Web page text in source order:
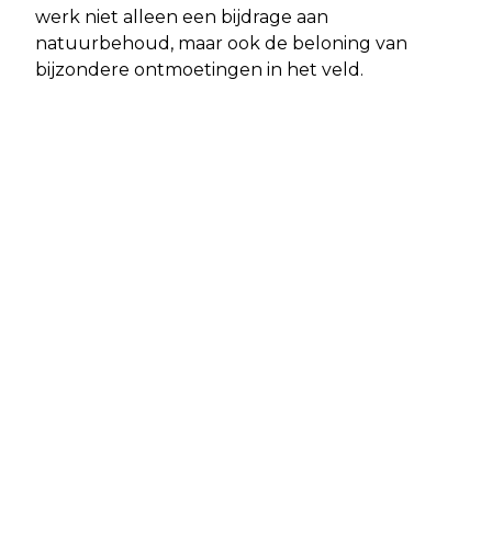
werk niet alleen een bijdrage aan
natuurbehoud, maar ook de beloning van
bijzondere ontmoetingen in het veld.